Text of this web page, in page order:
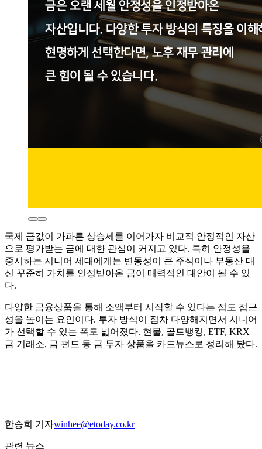
국제 금값이 가파른 상승세를 이어가자 비교적 안정적인 자산
으로 평가받는 금에 대한 관심이 커지고 있다. 특히 안정성을
중시하는 시니어 세대에게는 변동성이 큰 주식이나 부동산 대
신 꾸준히 가치를 인정받아온 금이 매력적인 대안이 될 수 있
다.
다양한 금융상품을 통해 소액부터 시작할 수 있다는 점도 접근
성을 높이는 요인이다. 투자 방식이 점차 다양해지면서 시니어
가 선택할 수 있는 폭도 넓어졌다. 현물, 골드뱅킹, ETF, KRX
금 거래소, 금 펀드 등 금 투자 상품을 카드뉴스로 정리해 봤다.
한승희 기자winhee@etoday.co.kr
관련 뉴스